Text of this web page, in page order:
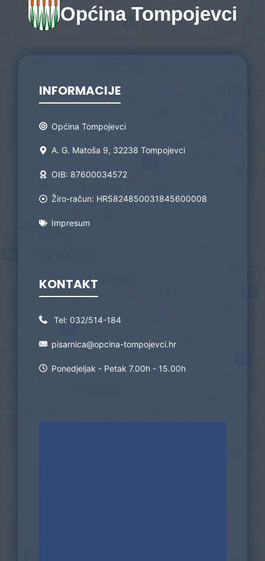
Općina Tompojevci
INFORMACIJE
Općina Tompojevci
A. G. Matoša 9, 32238 Tompojevci
OIB: 87600034572
Žiro-račun: HR5824850031845600008
Impresum
KONTAKT
Tel: 032/514-184
pisarnica@opcina-tompojevci.hr
Ponedjeljak - Petak 7.00h - 15.00h